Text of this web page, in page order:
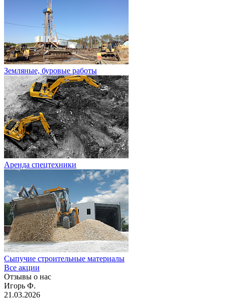
Земляные, буровые работы
Аренда спецтехники
Сыпучие строительные материалы
Все акции
Отзывы о нас
Игорь Ф.
21.03.2026